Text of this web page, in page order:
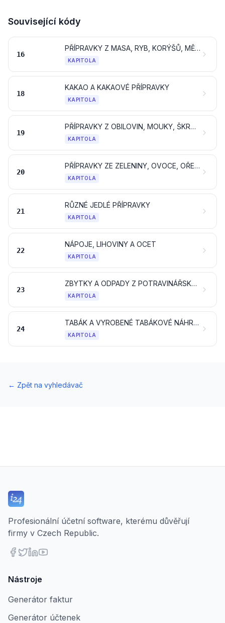
Související kódy
16
PŘÍPRAVKY Z MASA, RYB, KORÝŠŮ, MĚKKÝŠŮ NEBO JINÝCH VODNÍCH BEZOBRATLÝCH NEBO HMYZU
KAPITOLA
18
KAKAO A KAKAOVÉ PŘÍPRAVKY
KAPITOLA
19
PŘÍPRAVKY Z OBILOVIN, MOUKY, ŠKROBU NEBO MLÉKA; JEMNÉ PEČIVO
KAPITOLA
20
PŘÍPRAVKY ZE ZELENINY, OVOCE, OŘECHŮ NEBO JINÝCH ČÁSTÍ ROSTLIN
KAPITOLA
21
RŮZNÉ JEDLÉ PŘÍPRAVKY
KAPITOLA
22
NÁPOJE, LIHOVINY A OCET
KAPITOLA
23
ZBYTKY A ODPADY Z POTRAVINÁŘSKÉHO PRŮMYSLU; PŘIPRAVENÉ KRMIVO
KAPITOLA
24
TABÁK A VYROBENÉ TABÁKOVÉ NÁHRAŽKY; VÝROBKY, TÉŽ OBSAHUJÍCÍ NIKOTIN, URČENÉ K VDECHOVÁNÍ BEZ SPALOVÁNÍ; JINÉ VÝROBKY OBSAHUJÍCÍ NIKOTIN URČENÉ K DODÁVÁNÍ NIKOTINU DO LIDSKÉHO TĚLA
KAPITOLA
← Zpět na vyhledávač
Profesionální účetní software, kterému důvěřují
firmy v Czech Republic.
Nástroje
Generátor faktur
Generátor účtenek